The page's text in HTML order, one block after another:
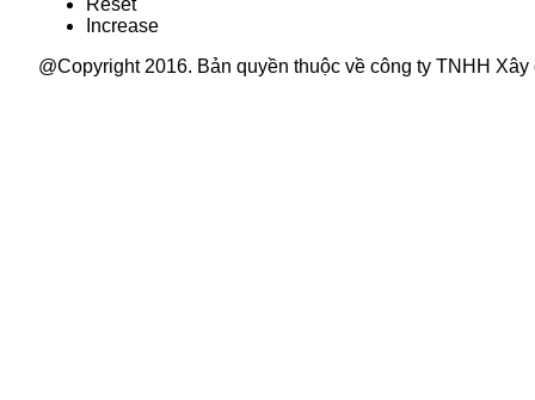
Reset
Increase
@Copyright 2016. Bản quyền thuộc về công ty TNHH